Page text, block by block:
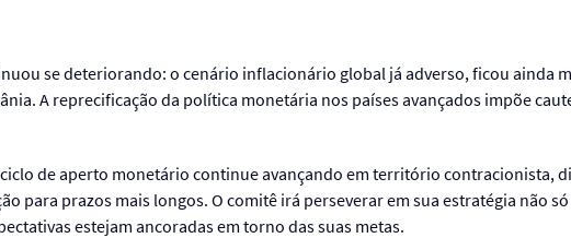
se deteriorando: o cenário inflacionário global já adverso, ficou ainda
A reprecificação da política monetária nos países avançados impõe
de aperto monetário continue avançando em território contracionista,
para prazos mais longos. O comitê irá perseverar em sua estratégia não
estejam ancoradas em torno das suas metas.